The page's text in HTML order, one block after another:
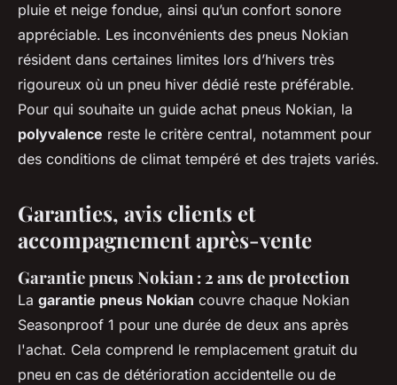
pluie et neige fondue, ainsi qu’un confort sonore
appréciable. Les inconvénients des pneus Nokian
résident dans certaines limites lors d’hivers très
rigoureux où un pneu hiver dédié reste préférable.
Pour qui souhaite un guide achat pneus Nokian, la
polyvalence reste le critère central, notamment pour
des conditions de climat tempéré et des trajets variés.
Garanties, avis clients et
accompagnement après-vente
Garantie pneus Nokian : 2 ans de protection
La garantie pneus Nokian couvre chaque Nokian
Seasonproof 1 pour une durée de deux ans après
l'achat. Cela comprend le remplacement gratuit du
pneu en cas de détérioration accidentelle ou de